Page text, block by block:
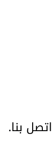
اتصل بنا.